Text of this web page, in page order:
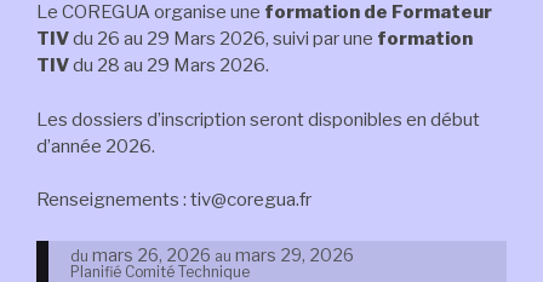
Le COREGUA organise une formation de Formateur
TIVdu 26 au 29 Mars 2026, suivi par une formation
TIVdu 28 au 29 Mars 2026.
Les dossiers d’inscription seront disponibles en début
d’année 2026.
Renseignements : tiv@coregua.fr
du mars 26, 2026 au mars 29, 2026
Planifié Comité Technique